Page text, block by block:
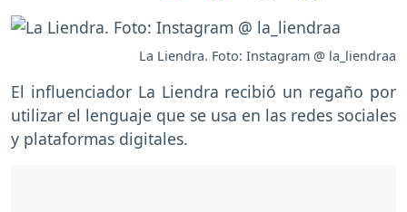
La Liendra. Foto: Instagram @ la_liendraa
El influenciador La Liendra recibió un regaño por
utilizar el lenguaje que se usa en las redes sociales
y plataformas digitales.